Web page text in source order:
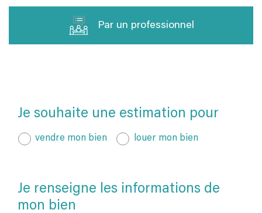
Par un professionnel
Je souhaite une estimation pour
vendre mon bien louer mon bien
Je renseigne les informations de
mon bien